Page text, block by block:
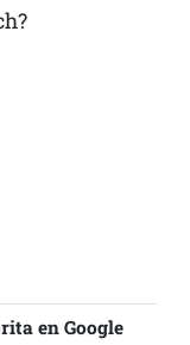
en Google